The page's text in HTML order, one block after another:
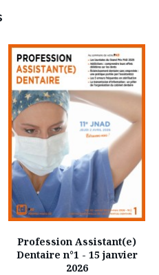
Profession Assistant(e)
Dentaire n°1 - 15 janvier
2026